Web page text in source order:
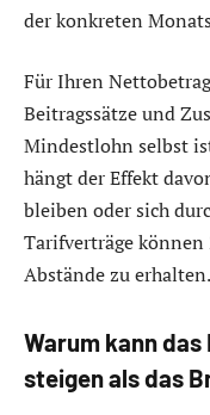
der konkreten
Für Ihren
Beitragssätze und
Mindestlohn selbst
hängt der Effekt
bleiben oder sich
Tarifverträge können
Abstände zu erhalten.
Warum kann
steigen als das